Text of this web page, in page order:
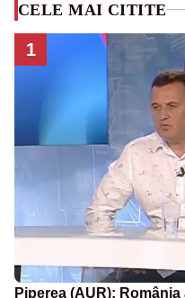
CELE MAI CITITE
1
Piperea (AUR):